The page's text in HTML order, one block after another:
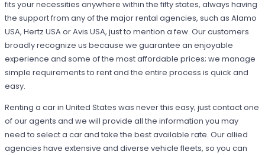
fits your necessities anywhere within the fifty states, always having
the support from any of the major rental agencies, such as Alamo
USA, Hertz USA or Avis USA, just to mention a few. Our customers
broadly recognize us because we guarantee an enjoyable
experience and some of the most affordable prices; we manage
simple requirements to rent and the entire process is quick and
easy.
Renting a car in United States was never this easy; just contact one
of our agents and we will provide all the information you may
need to select a car and take the best available rate. Our allied
agencies have extensive and diverse vehicle fleets, so you can